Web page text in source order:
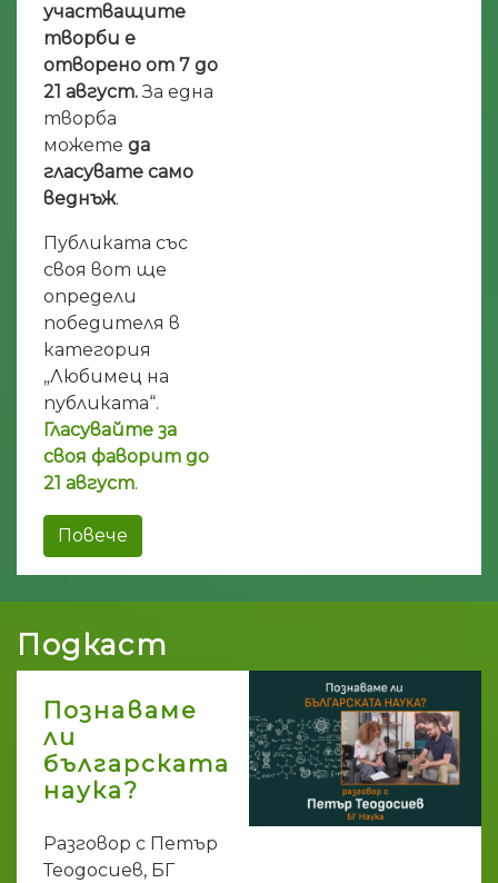
участващите
творби е
отворено от 7 до
21 август.За една
творба
можете да
гласувате само
веднъж.
Публиката със
своя вот ще
определи
победителя в
категория
„Любимец на
публиката“.
Гласувайте за
своя фаворит до
21 август.
Повече
Подкаст
Познаваме
ли
българската
наука?
Разговор с Петър
Теодосиев, БГ